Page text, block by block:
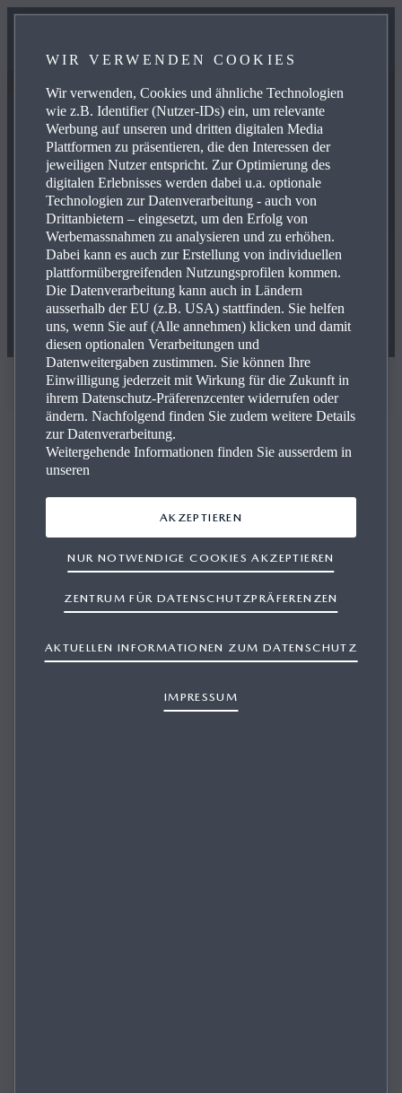
MAZDA MX‑5 ZUBEHÖR
MA­CHEN SIE IHN SICH ZU EI­GEN
Selbst das Basismodell des Mazda MX-5 vermittelt das
klassische Roadster-Gefühl. Aber Sie können noch weiter
gehen. Mit hochwertigen Accessoires und einem breiten
dem Kult-Roadster eine noch persönlichere Note.
WIR VERWENDEN COOKIES
Wir verwenden, Cookies und ähnliche Technologien
wie z.B. Identifier (Nutzer-IDs) ein, um relevante
Werbung auf unseren und dritten digitalen Media
Plattformen zu präsentieren, die den Interessen der
jeweiligen Nutzer entspricht. Zur Optimierung des
digitalen Erlebnisses werden dabei u.a. optionale
Technologien zur Datenverarbeitung - auch von
Drittanbietern – eingesetzt, um den Erfolg von
Werbemassnahmen zu analysieren und zu erhöhen.
Dabei kann es auch zur Erstellung von individuellen
plattformübergreifenden Nutzungsprofilen kommen.
Die Datenverarbeitung kann auch in Ländern
ausserhalb der EU (z.B. USA) stattfinden. Sie helfen
uns, wenn Sie auf (Alle annehmen) klicken und damit
diesen optionalen Verarbeitungen und
Datenweitergaben zustimmen. Sie können Ihre
Einwilligung jederzeit mit Wirkung für die Zukunft in
ihrem Datenschutz-Präferenzcenter widerrufen oder
ändern. Nachfolgend finden Sie zudem weitere Details
zur Datenverarbeitung.
Weitergehende Informationen finden Sie ausserdem in
unseren
AKTUELLEN INFORMATIONEN ZUM DATENSCHUTZ
IMPRESSUM
ZENTRUM FÜR DATENSCHUTZPRÄFERENZEN
NUR NOTWENDIGE COOKIES AKZEPTIEREN
AKZEPTIEREN